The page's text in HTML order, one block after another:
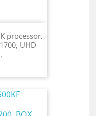
processor,
UHD